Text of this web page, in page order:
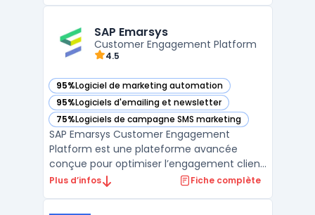
efficace. La plateforme propose une boîte
à outil ...
SAP Emarsys
Customer Engagement Platform
4.5
95%Logiciel de marketing automation
— voir SAP Emarsys dans cette catégorie
95%Logiciels d'emailing et newsletter
— voir SAP Emarsys dans cette catégorie
75%Logiciels de campagne SMS marketing
— voir SAP Emarsys dans cette catégorie
SAP Emarsys Customer Engagement
Platform est une plateforme avancée
conçue pour optimiser l’engagement client
à travers des campagnes marketing
Plus d’infos Fiche complète